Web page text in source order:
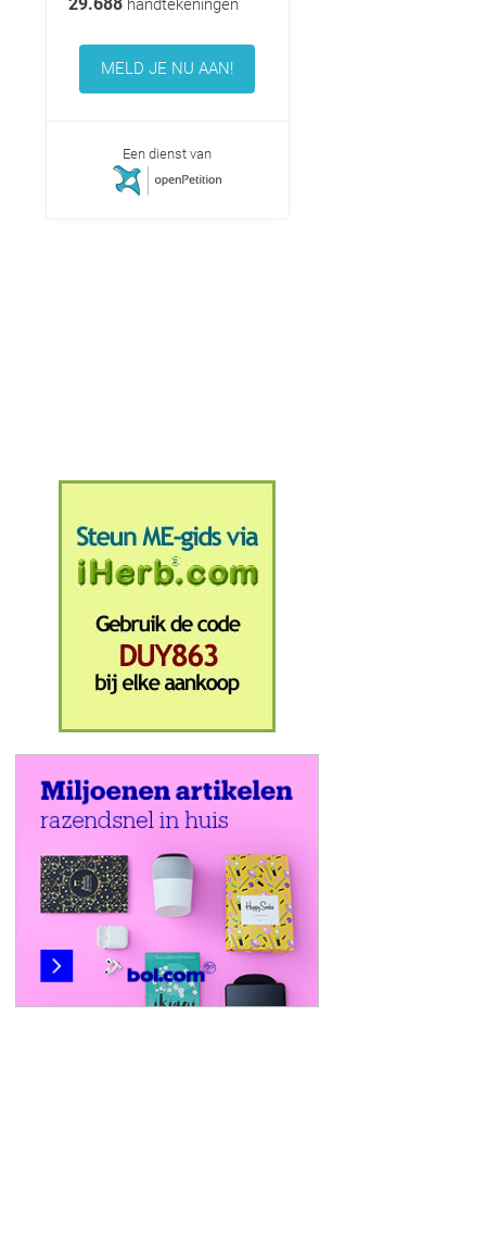
handtekeningen
MELD JE NU AAN!
Een dienst van